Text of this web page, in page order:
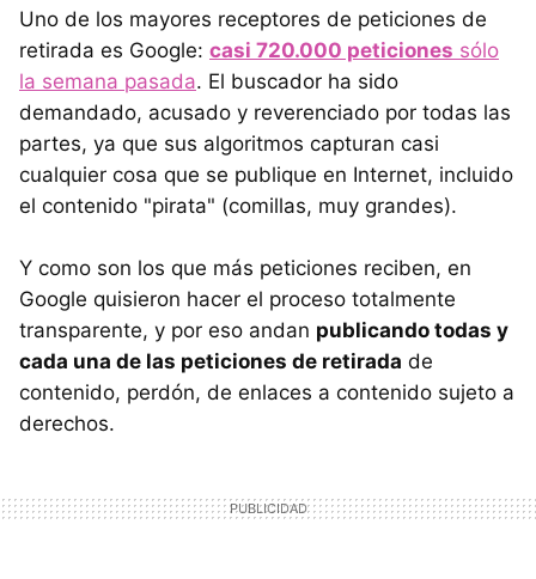
Uno de los mayores receptores de peticiones de
retirada es Google: casi 720.000 peticiones sólo
la semana pasada. El buscador ha sido
demandado, acusado y reverenciado por todas las
partes, ya que sus algoritmos capturan casi
cualquier cosa que se publique en Internet, incluido
el contenido "pirata" (comillas, muy grandes).
Y como son los que más peticiones reciben, en
Google quisieron hacer el proceso totalmente
transparente, y por eso andan publicando todas y
cada una de las peticiones de retirada de
contenido, perdón, de enlaces a contenido sujeto a
derechos.